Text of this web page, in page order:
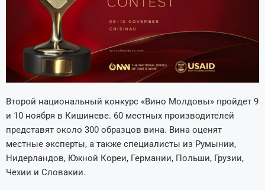
Второй национальный конкурс «Вино Молдовы» пройдет 9
и 10 ноября в Кишиневе. 60 местных производителей
представят около 300 образцов вина. Вина оценят
местные эксперты, а также специалисты из Румынии,
Нидерландов, Южной Кореи, Германии, Польши, Грузии,
Чехии и Словакии.